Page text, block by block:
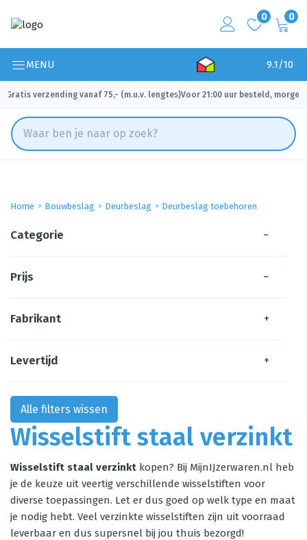
0 0
MENU 9.1/10
Gratis verzending vanaf 75,- (m.u.v. lengtes)
✓ Voor 21:00 uur besteld, morgen
Home Bouwbeslag Deurbeslag Deurbeslag toebehoren
Wisselstift staal verzinkt
Wisselstift staal verzinkt kopen? Bij MijnIJzerwaren.nl heb
je de keuze uit veertig verschillende wisselstiften voor
diverse toepassingen. Let er dus goed op welk type en maat
je nodig hebt. Veel verzinkte wisselstiften zijn uit voorraad
leverbaar en dus supersnel bij jou thuis bezorgd!
Categorie −
Prijs −
Fabrikant +
Levertijd +
Alle filters wissen